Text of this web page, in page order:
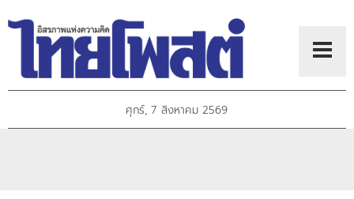
ศุกร์, 7 สิงหาคม 2569